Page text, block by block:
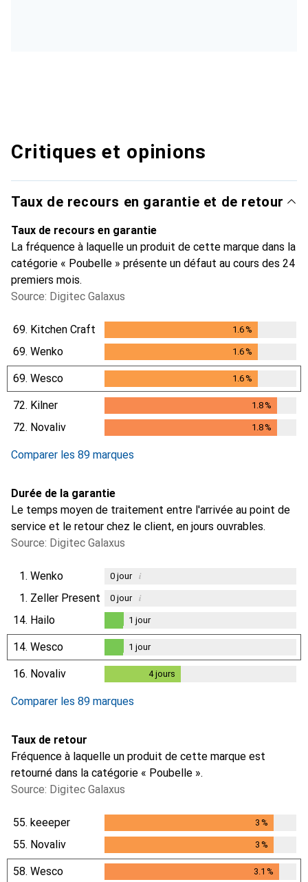
Critiques et opinions
Taux de recours en garantie et de retour
Taux de recours en garantie
La fréquence à laquelle un produit de cette marque dans la
catégorie « Poubelle » présente un défaut au cours des 24
premiers mois.
Source: Digitec Galaxus
69. Kitchen Craft 1.6%
69. Wenko 1.6%
69. Wesco 1.6%
72. Kilner 1.8%
1.8%
72. Novaliv 1.8%
Comparer les 89 marques
Durée de la garantie
Le temps moyen de traitement entre l'arrivée au point de
service et le retour chez le client, en jours ouvrables.
Source: Digitec Galaxus
1. Wenko 0jour i
1. Zeller Present 0jour i
14. Hailo
1jour
1 jour
14. Wesco
1jour
1 jour
16. Novaliv 4jours
Comparer les 89 marques
Taux de retour
Fréquence à laquelle un produit de cette marque est
retourné dans la catégorie « Poubelle ».
Source: Digitec Galaxus
55. keeeper 3 %
3%
55. Novaliv 3 %
3%
58. Wesco 3.1 %